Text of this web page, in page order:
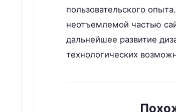
пользовательского
неотъемлемой частью
дальнейшее развитие
технологических